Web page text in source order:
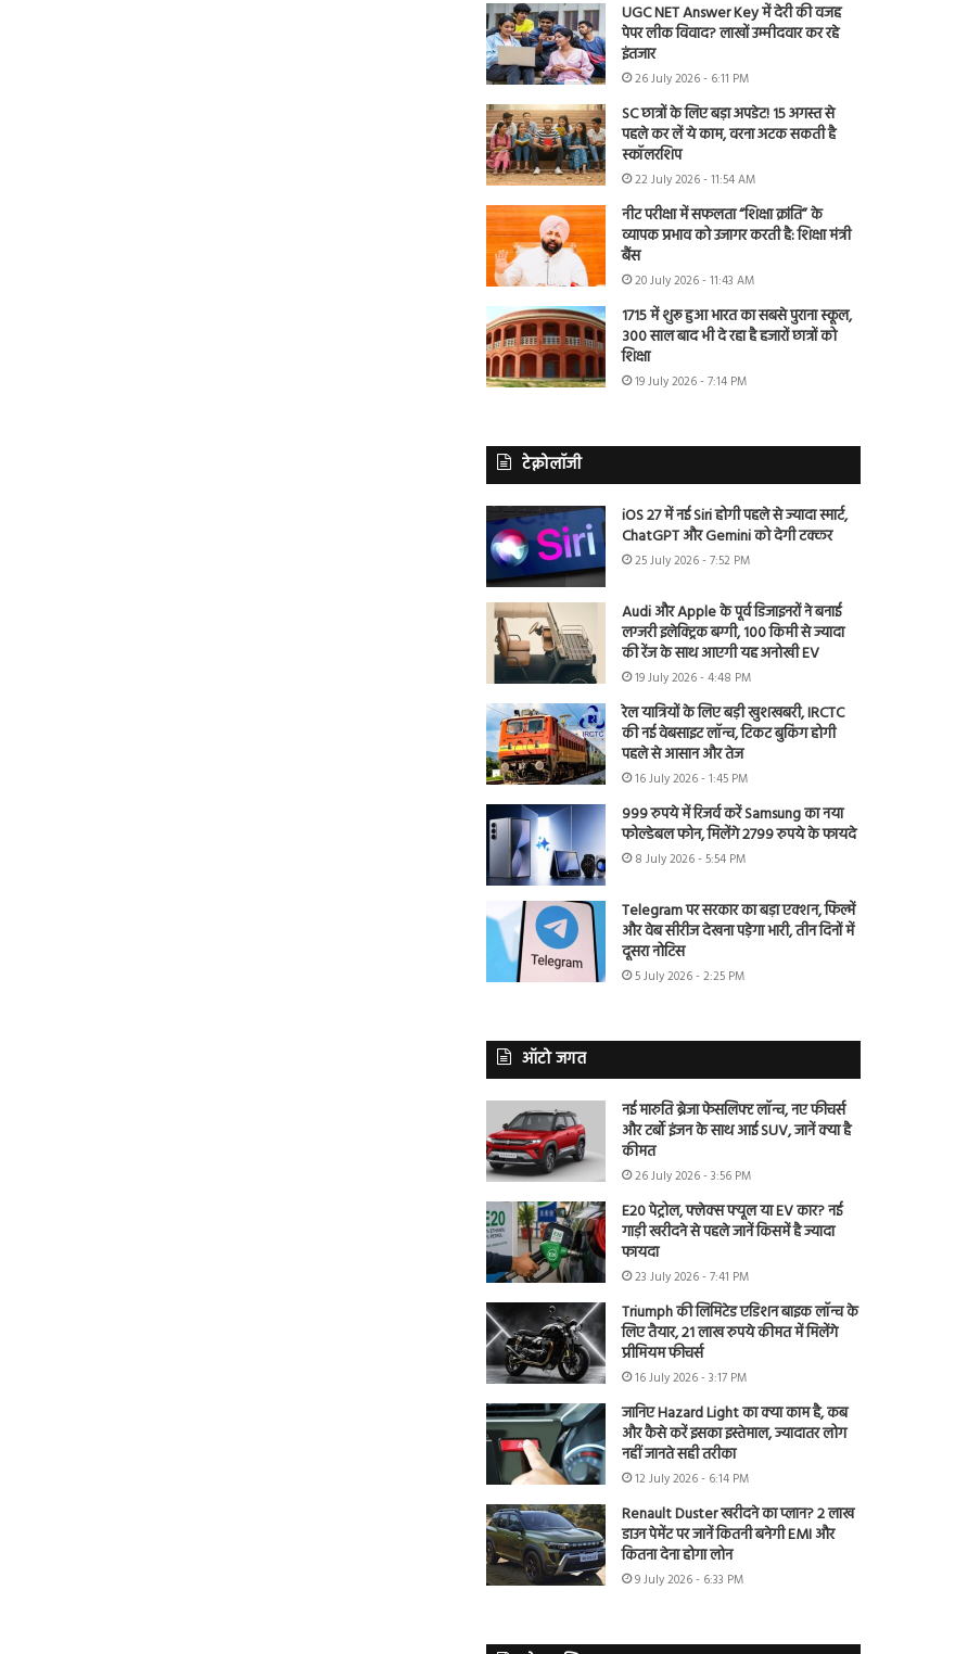
UGC NET Answer Key में देरी की वजह
पेपर लीक विवाद? लाखों उम्मीदवार कर रहे
इंतजार
26 July 2026 - 6:11 PM
SC छात्रों के लिए बड़ा अपडेट! 15 अगस्त से
पहले कर लें ये काम, वरना अटक सकती है
स्कॉलरशिप
22 July 2026 - 11:54 AM
नीट परीक्षा में सफलता “शिक्षा क्रांति” के
व्यापक प्रभाव को उजागर करती है: शिक्षा मंत्री
बैंस
20 July 2026 - 11:43 AM
1715 में शुरू हुआ भारत का सबसे पुराना स्कूल,
300 साल बाद भी दे रहा है हजारों छात्रों को
शिक्षा
19 July 2026 - 7:14 PM
टेक्नोलॉजी
iOS 27 में नई Siri होगी पहले से ज्यादा स्मार्ट,
ChatGPT और Gemini को देगी टक्कर
25 July 2026 - 7:52 PM
Audi और Apple के पूर्व डिजाइनरों ने बनाई
लग्जरी इलेक्ट्रिक बग्गी, 100 किमी से ज्यादा
की रेंज के साथ आएगी यह अनोखी EV
19 July 2026 - 4:48 PM
रेल यात्रियों के लिए बड़ी खुशखबरी, IRCTC
की नई वेबसाइट लॉन्च, टिकट बुकिंग होगी
पहले से आसान और तेज
16 July 2026 - 1:45 PM
999 रुपये में रिजर्व करें Samsung का नया
फोल्डेबल फोन, मिलेंगे 2799 रुपये के फायदे
8 July 2026 - 5:54 PM
Telegram पर सरकार का बड़ा एक्शन, फिल्में
और वेब सीरीज देखना पड़ेगा भारी, तीन दिनों में
दूसरा नोटिस
5 July 2026 - 2:25 PM
ऑटो जगत
नई मारुति ब्रेजा फेसलिफ्ट लॉन्च, नए फीचर्स
और टर्बो इंजन के साथ आई SUV, जानें क्या है
कीमत
26 July 2026 - 3:56 PM
E20 पेट्रोल, फ्लेक्स फ्यूल या EV कार? नई
गाड़ी खरीदने से पहले जानें किसमें है ज्यादा
फायदा
23 July 2026 - 7:41 PM
Triumph की लिमिटेड एडिशन बाइक लॉन्च के
लिए तैयार, 21 लाख रुपये कीमत में मिलेंगे
प्रीमियम फीचर्स
16 July 2026 - 3:17 PM
जानिए Hazard Light का क्या काम है, कब
और कैसे करें इसका इस्तेमाल, ज्यादातर लोग
नहीं जानते सही तरीका
12 July 2026 - 6:14 PM
Renault Duster खरीदने का प्लान? 2 लाख
डाउन पेमेंट पर जानें कितनी बनेगी EMI और
कितना देना होगा लोन
9 July 2026 - 6:33 PM